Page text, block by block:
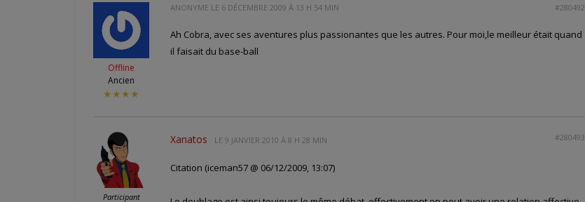
Offline
Ancien
★★★★
ANONYME LE 6 DÉCEMBRE 2009 À 13 H 54 MIN #280492
Ah Cobra, avec ses aventures plus passionantes que les autres. Pour moi,le meilleur était quand
il faisait du base-ball
Participant
Xanatos LE 9 JANVIER 2010 À 8 H 28 MIN #280493
Citation (iceman57 @ 06/12/2009, 13:07)